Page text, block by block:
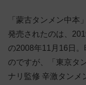
「蒙古タンメン中本
発売されたのは、
の2008年11月16日
のですが、「東京タ
ナリ監修 辛激タンメ